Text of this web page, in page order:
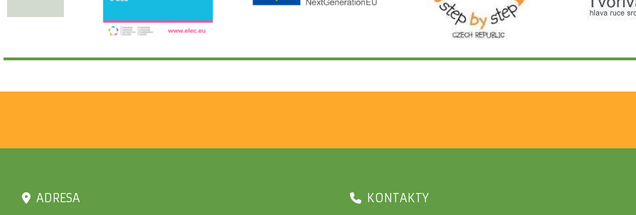
ADRESA KONTAKTY